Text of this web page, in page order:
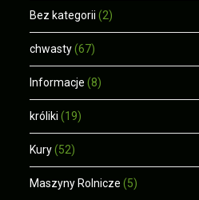
Bez kategorii (2)
chwasty (67)
Informacje (8)
króliki (19)
Kury (52)
Maszyny Rolnicze (5)